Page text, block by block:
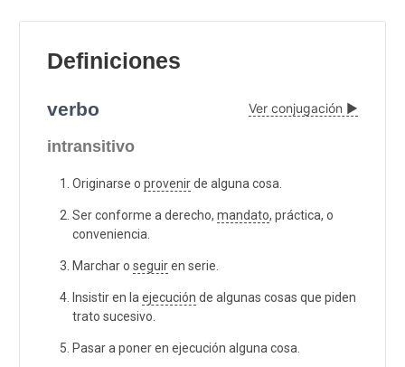
Definiciones
verbo Ver conjugación ▶
intransitivo
Originarse o provenirde alguna cosa.
Ser conforme a derecho, mandato, práctica, o
conveniencia.
Marchar o seguiren serie.
Insistir en la ejecución de algunas cosas que piden
trato sucesivo.
Pasar a poner en ejecución alguna cosa.